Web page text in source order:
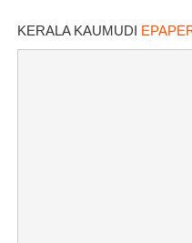
KERALA KAUMUDI